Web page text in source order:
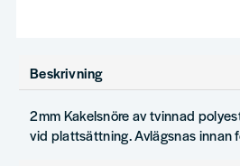
Beskrivning
2mm Kakelsnöre av tvinnad
vid plattsättning. Avlägsnas innan